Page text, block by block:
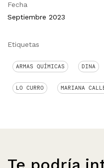
Fecha
Septiembre 2023
Etiquetas
ARMAS QUÍMICAS DINA
LO CURRO MARIANA